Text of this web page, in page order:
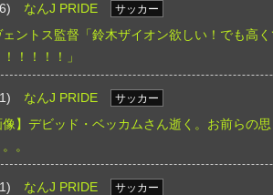
なんJ PRIDE
サッカー
ェントス監督「鈴木ザイオン欲しい！でも高
！！！！」
なんJ PRIDE
サッカー
像】デビッド・ベッカムさん逝く。お前らの
。
なんJ PRIDE
サッカー